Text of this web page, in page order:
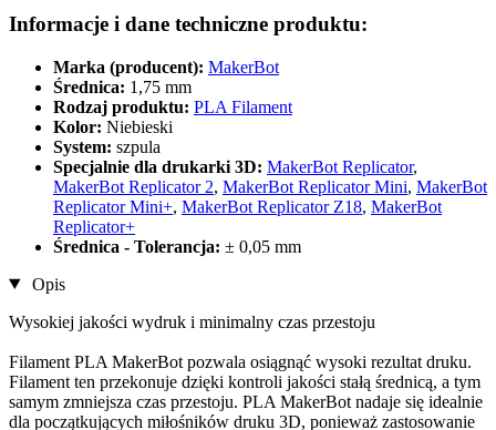
Informacje i dane techniczne produktu:
Marka (producent): MakerBot
Średnica: 1,75 mm
Rodzaj produktu: PLA Filament
Kolor: Niebieski
System: szpula
Specjalnie dla drukarki 3D: MakerBot Replicator,
MakerBot Replicator 2, MakerBot Replicator Mini, MakerBot
Replicator Mini+, MakerBot Replicator Z18, MakerBot
Replicator+
Średnica - Tolerancja: ± 0,05 mm
Opis
Wysokiej jakości wydruk i minimalny czas przestoju
Filament PLA MakerBot pozwala osiągnąć wysoki rezultat druku.
Filament ten przekonuje dzięki kontroli jakości stałą średnicą, a tym
samym zmniejsza czas przestoju. PLA MakerBot nadaje się idealnie
dla początkujących miłośników druku 3D, ponieważ zastosowanie